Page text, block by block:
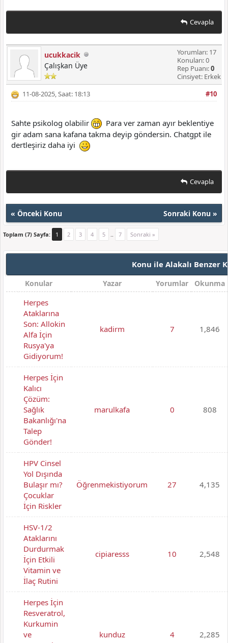
Cevapla
ucukkacik
Çalışkan Üye
Yorumları: 17
Konuları: 0
Rep Puanı:0
Cinsiyet: Erkek
#10
11-08-2025, Saat: 18:13
Sahte psikolog olabilir
Para ver zaman ayır beklentiye
gir adam sana kafana takma deyip göndersin. Chatgpt ile
dertleşiriz daha iyi
Cevapla
« Önceki Konu Sonraki Konu »
Toplam (7) Sayfa: 1 2 3 4 5 .. 7 Sonraki »
Konu ile Alakalı Benzer
Konular Yazar Yorumlar Okunma
Herpes
Ataklarına
Son: Allokin
Alfa İçin
Rusya'ya
Gidiyorum!
kadirm 7 1,846
Herpes İçin
Kalıcı
Çözüm:
Sağlık
Bakanlığı'na
Talep
Gönder!
marulkafa 0 808
HPV Cinsel
Yol Dışında
Bulaşır mı?
Çocuklar
İçin Riskler
Öğrenmekistiyorum 27 4,135
HSV-1/2
Ataklarını
Durdurmak
İçin Etkili
Vitamin ve
İlaç Rutini
cipiaresss 10 2,548
Herpes İçin
Resveratrol,
Kurkumin
ve
kunduz 4 2,285